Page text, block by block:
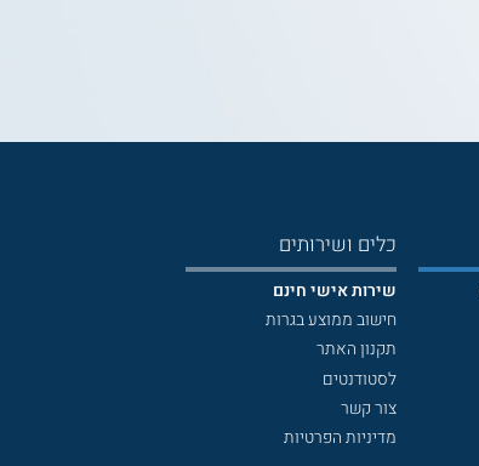
כלים ושירותים
שירות אישי חינם
חישוב ממוצע בגרות
תקנון האתר
לסטודנטים
צור קשר
מדיניות הפרטיות